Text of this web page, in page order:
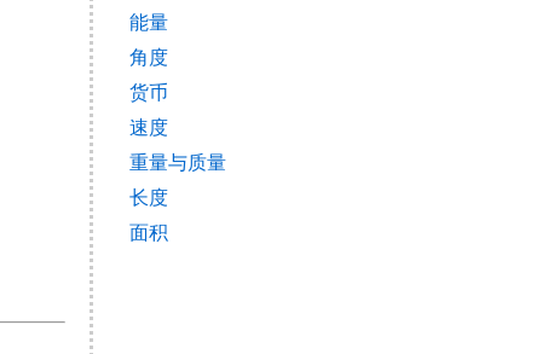
能量
角度
货币
速度
重量与质量
长度
面积